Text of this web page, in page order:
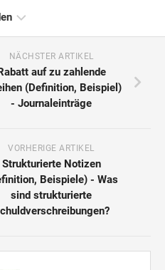
NÄCHSTER ARTIKEL
auf zu zahlende
(Definition, Beispiel)
- Journaleinträge
VORHERIGE ARTIKEL
Strukturierte Notizen
Beispiele) - Was
sind strukturierte